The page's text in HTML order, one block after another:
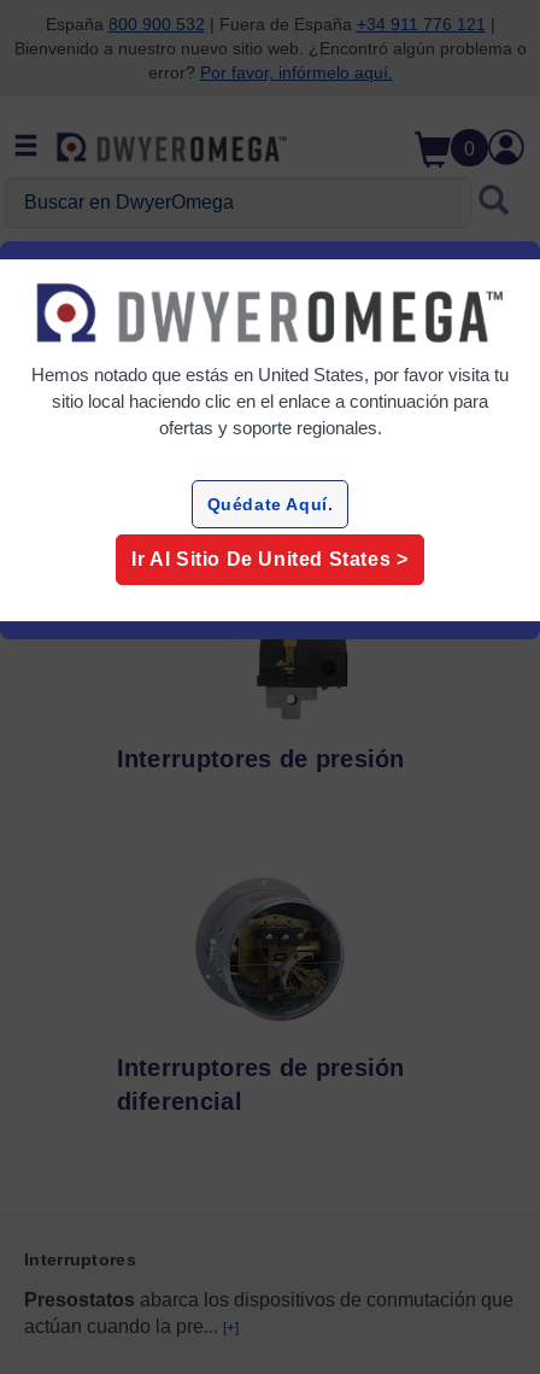
Saltar a la búsqueda
Saltar al contenido principal
Saltar a la navegación
España 800 900 532 | Fuera de España +34 911 776 121 |
Bienvenido a nuestro nuevo sitio web. ¿Encontró algún problema o
error? Por favor, infórmelo aquí.
0
Inicio Presión Interruptores
Interruptores
Interruptores de presión
Interruptores de presión
diferencial
Interruptores
Presostatos abarca los dispositivos de conmutación que
actúan cuando la pre... [+]
Hemos notado que estás en United States, por favor visita tu
sitio local haciendo clic en el enlace a continuación para
ofertas y soporte regionales.
Quédate Aquí.
Ir Al Sitio De United States >